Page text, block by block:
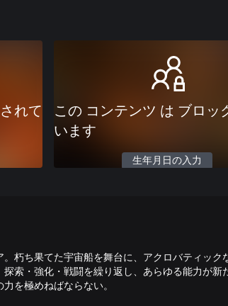
れて
この コンテンツ は ブロッ
います
生年月日の入力
朽ち果てた宇宙船を舞台に、アクロバティック
索・強化・戦闘を繰り返し、あらゆる能力が新
を極めねばならない。